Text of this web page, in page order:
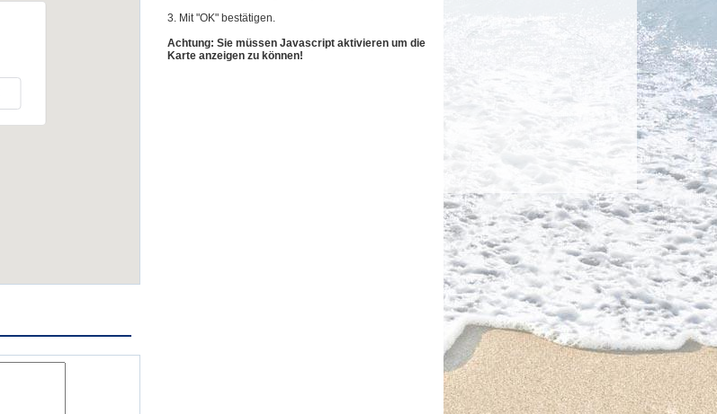
3. Mit "OK" bestätigen.
Achtung: Sie müssen Javascript aktivieren um die
Karte anzeigen zu können!